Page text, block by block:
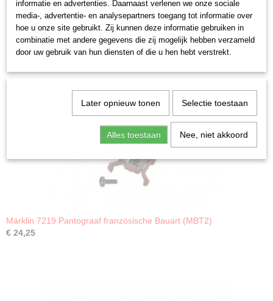
H0 (1:87)
Staat
Nieuw
Märklin 7219 Pantograaf französische Bauart (MBT2)
€ 24,25
informatie en advertenties. Daarnaast verlenen we onze sociale
media-, advertentie- en analysepartners toegang tot informatie over
hoe u onze site gebruikt. Zij kunnen deze informatie gebruiken in
combinatie met andere gegevens die zij mogelijk hebben verzameld
door uw gebruik van hun diensten of die u hen hebt verstrekt.
Later opnieuw tonen Selectie toestaan
Alles toestaan Nee, niet akkoord